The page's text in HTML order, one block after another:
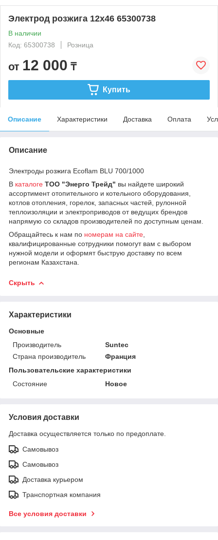
Электрод розжига 12х46 65300738
В наличии
Код: 65300738
Розница
от 12 000 ₸
Купить
Описание Характеристики Доставка Оплата
Описание
Электроды розжига Ecoflam BLU 700/1000
В каталоге ТОО "Энерго Трейд" вы найдете широкий
ассортимент отопительного и котельного оборудования,
котлов отопления, горелок, запасных частей, рулонной
теплоизоляции и электроприводов от ведущих брендов
напрямую со складов производителей по доступным ценам.
Обращайтесь к нам по номерам на сайте
квалифицированные сотрудники помогут вам с выбором
нужной модели и оформят быструю доставку по всем
регионам Казахстана.
Скрыть
Характеристики
Основные
Производитель
Suntec
Страна производитель
Франция
Пользовательские характеристики
Состояние
Новое
Условия доставки
Доставка осуществляется только по предоплате.
Самовывоз
Самовывоз
Доставка курьером
Транспортная компания
Все условия доставки